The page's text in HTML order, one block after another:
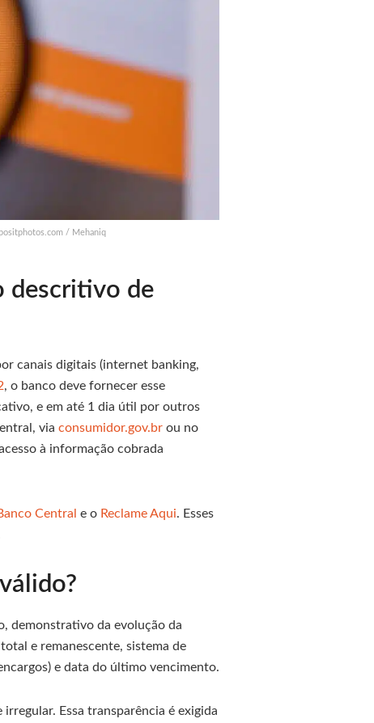
/ Mehaniq
descritivo de
canais digitais (internet banking,
, o banco deve fornecer esse
e em até 1 dia útil por outros
via consumidor.gov.br ou no
à informação cobrada
Central e o Reclame Aqui. Esses
demonstrativo da evolução da
e remanescente, sistema de
e data do último vencimento.
Essa transparência é exigida